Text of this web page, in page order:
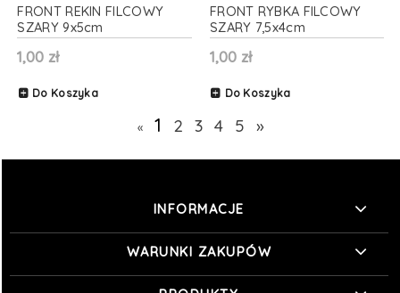
FRONT REKIN FILCOWY
SZARY 9x5cm
1,00 zł
Do Koszyka
FRONT RYBKA FILCOWY
SZARY 7,5x4cm
1,00 zł
Do Koszyka
« 1 2 3 4 5 »
INFORMACJE
WARUNKI ZAKUPÓW